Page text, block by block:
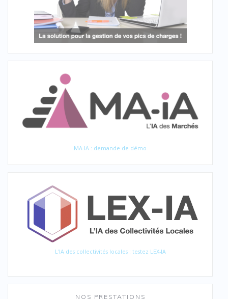
MA-IA : demande de démo
L'IA des collectivités locales : testez LEX-IA
NOS PRESTATIONS